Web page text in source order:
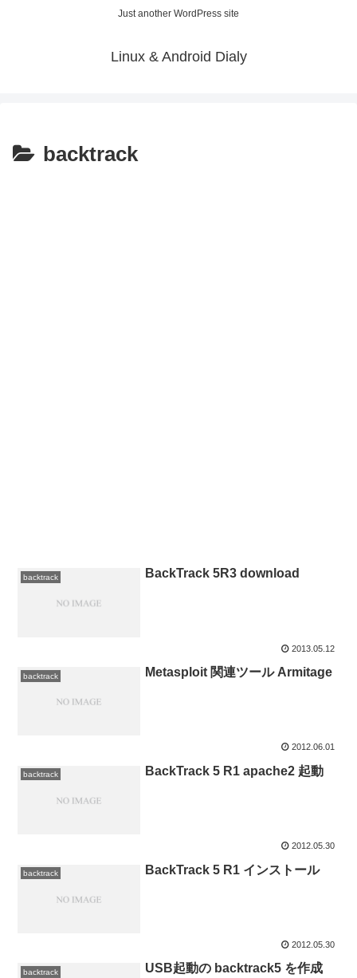
Just another WordPress site
Linux & Android Dialy
backtrack
backtrack BackTrack 5R3 download
2013.05.12
backtrack Metasploit 関連ツール Armitage
2012.06.01
backtrack BackTrack 5 R1 apache2 起動
2012.05.30
backtrack BackTrack 5 R1 インストール
2012.05.30
backtrack USB起動の backtrack5 を作成